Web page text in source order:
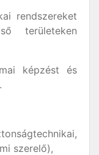
rendszereket
területeken
képzést és
szerelő),